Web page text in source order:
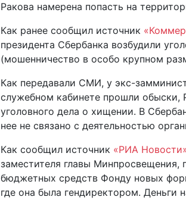
Ракова намерена попасть на
Как ранее сообщил источник
президента Сбербанка возбудили
(мошенничество в особо крупном
Как передавали СМИ, у экс-
служебном кабинете прошли обыски,
уголовного дела о хищении. В
нее не связано с деятельностью
Как сообщил источник «РИА
заместителя главы Минпросвещения,
бюджетных средств Фонду новых
где она была гендиректором. Деньги